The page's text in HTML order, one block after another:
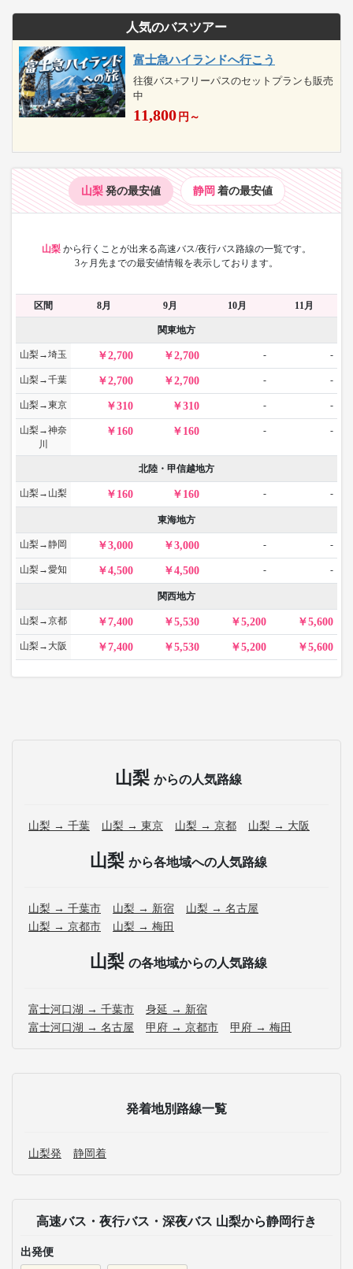
人気のバスツアー
富士急ハイランドへ行こう
往復バス+フリーパスのセットプランも販売
中
11,800 円～
山梨 発の最安値 静岡 着の最安値
山梨 から行くことが出来る高速バス/夜行バス路線の一覧です。
3ヶ月先までの最安値情報を表示しております。
区間 8月 9月 10月 11月
関東地方
山梨→埼玉 2,700 2,700 - -
山梨→千葉 2,700 2,700 - -
山梨→東京 310 310 - -
山梨→神奈
川
160 160 - -
北陸・甲信越地方
山梨→山梨 160 160 - -
東海地方
山梨→静岡 3,000 3,000 - -
山梨→愛知 4,500 4,500 - -
関西地方
山梨→京都 7,400 5,530 5,200 5,600
山梨→大阪 7,400 5,530 5,200 5,600
山梨 からの人気路線
山梨 → 千葉 山梨 → 東京 山梨 → 京都 山梨 → 大阪
山梨 から各地域への人気路線
山梨 → 千葉市 山梨 → 新宿
山梨 → 名古屋
山梨 → 京都市
山梨 → 梅田
山梨 の各地域からの人気路線
富士河口湖 → 千葉市
身延 → 新宿
富士河口湖 → 名古屋
甲府 → 京都市 甲府 → 梅田
発着地別路線一覧
山梨発 静岡着
高速バス・夜行バス・深夜バス 山梨から静岡行き
出発便